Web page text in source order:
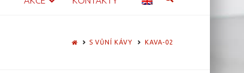
HOMES VŮNÍ KÁVY KAVA-02